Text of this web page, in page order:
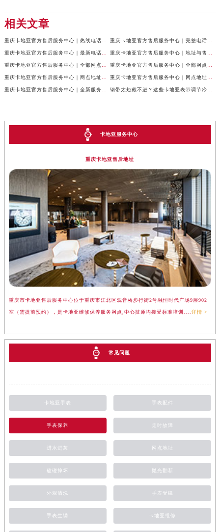
相关文章
卡地亚服务中心
重庆卡地亚售后地址
重庆市卡地亚售后服务中心位于重庆市江北区观音桥步行街2号融恒时代广场9层902
室（需提前预约），是卡地亚维修保养服务网点,中心技师均接受标准培训.... 详情 >
常见问题
卡地亚手表 手表配件
手表保养 走时故障
进水进灰 网点地址
磕碰摔坏 抛光翻新
外观清洗 手表受磁
手表生锈 卡地亚维修